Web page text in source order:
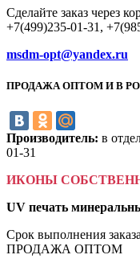
Сделайте заказ через
+7(499)235-01-31,
msdm-opt@yandex.ru
ПРОДАЖА ОПТОМ И В
Производитель: в
01-31
ИКОНЫ
UV печать
Срок выполнения
ПРОДАЖА ОПТОМ